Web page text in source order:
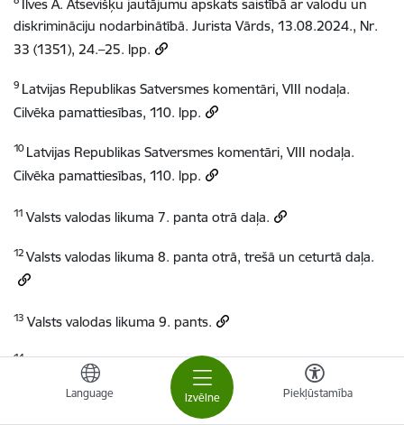
Izvēlne
Language Piekļūstamība
Ilves A. Atsevišķu jautājumu apskats saistībā ar valodu un
diskrimināciju nodarbinātībā. Jurista Vārds, 13.08.2024., Nr.
33 (1351), 24.–25. lpp.
9 Latvijas Republikas Satversmes komentāri, VIII nodaļa.
Cilvēka pamattiesības, 110. lpp.
10 Latvijas Republikas Satversmes komentāri, VIII nodaļa.
Cilvēka pamattiesības, 110. lpp.
11 Valsts valodas likuma 7. panta otrā daļa.
12 Valsts valodas likuma 8. panta otrā, trešā un ceturtā daļa.
13 Valsts valodas likuma 9. pants.
14Valsts valodas likuma 20. panta pirmā, otrā un piektā daļa.